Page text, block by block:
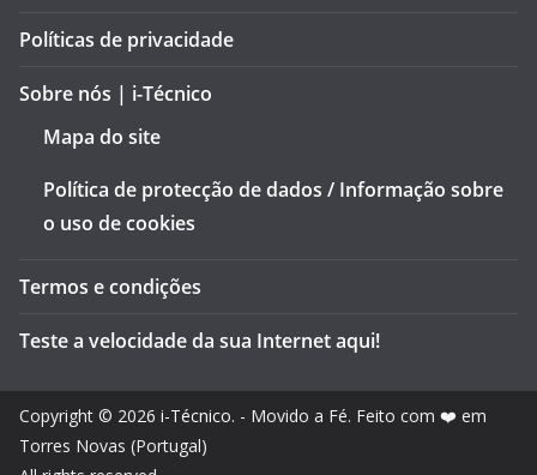
Políticas de privacidade
Sobre nós | i-Técnico
Mapa do site
Política de protecção de dados / Informação sobre
o uso de cookies
Termos e condições
Teste a velocidade da sua Internet aqui!
Copyright © 2026 i-Técnico. - Movido a Fé. Feito com ❤️ em
Torres Novas (Portugal)